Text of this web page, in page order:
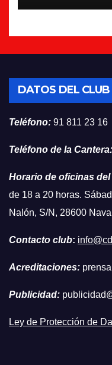
DATOS DEL CLUB
Teléfono: 91 811 23 16
Teléfono de la Cantera:
Horario de oficinas
de 18 a 20 horas.
Nalón, S/N, 28600
Contacto club:
Acreditaciones:
Publicidad:
Ley de Protección de